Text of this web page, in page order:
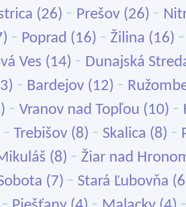
(26) - Prešov (26) -
- Poprad (16) - Žilina (16)
Ves (14) - Dunajská
- Bardejov (12) -
- Vranov nad Topľou (10) -
- Trebišov (8) - Skalica (8) -
(8) - Žiar nad
(7) - Stará Ľubovňa